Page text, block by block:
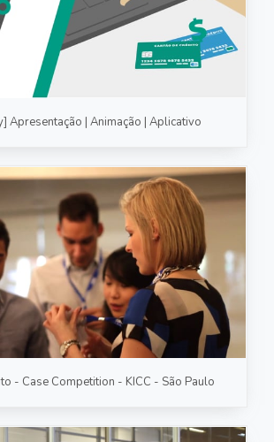
Apresentação | Animação | Aplicativo
- Case Competition - KICC - São Paulo